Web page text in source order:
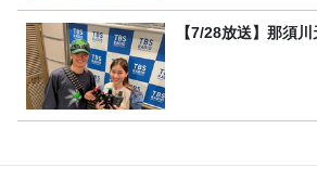
【7/28放送】那須